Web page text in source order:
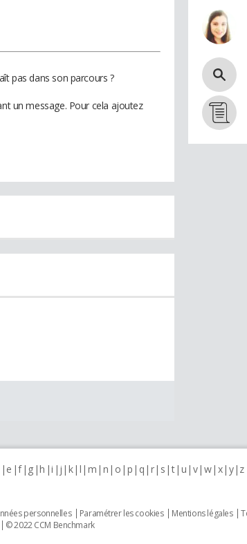
pas dans son parcours ?
un message. Pour cela ajoutez
e f g h i j k l m n o p q r s t u v w x y z
personnelles Paramétrer les cookies Mentions légales
© 2022 CCM Benchmark